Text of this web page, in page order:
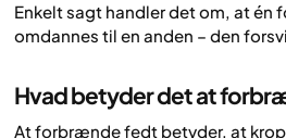
Enkelt sagt handler det om, at én
omdannes til en anden – den
Hvad betyder det at
At forbrænde fedt betyder, at